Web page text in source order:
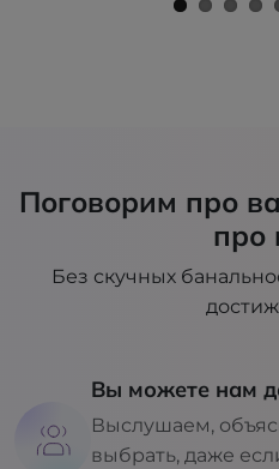
Поговорим про
про
Без скучных
Вы можете нам
Выслушаем,
выбрать, даже